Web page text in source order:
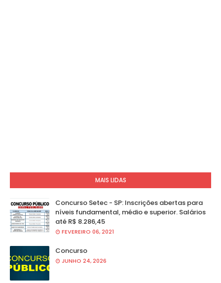
MAIS LIDAS
Concurso Setec - SP: Inscrições abertas para
níveis fundamental, médio e superior. Salários
até R$ 8.286,45
FEVEREIRO 06, 2021
Concurso
JUNHO 24, 2026